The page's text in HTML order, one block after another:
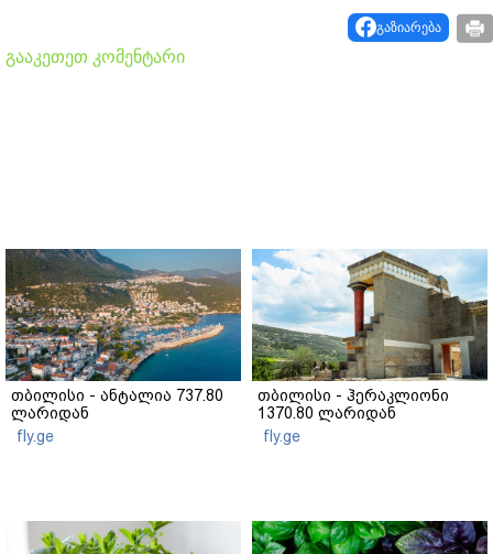
გაზიარება
გააკეთეთ კომენტარი
თბილისი - ანტალია 737.80
ლარიდან
fly.ge
თბილისი - ჰერაკლიონი
1370.80 ლარიდან
fly.ge